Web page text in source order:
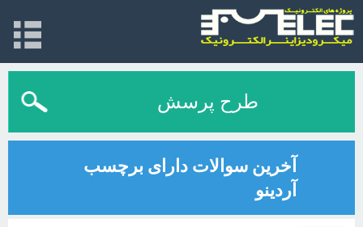
طرح پرسش
آخرین سوالات دارای برچسب
آردینو